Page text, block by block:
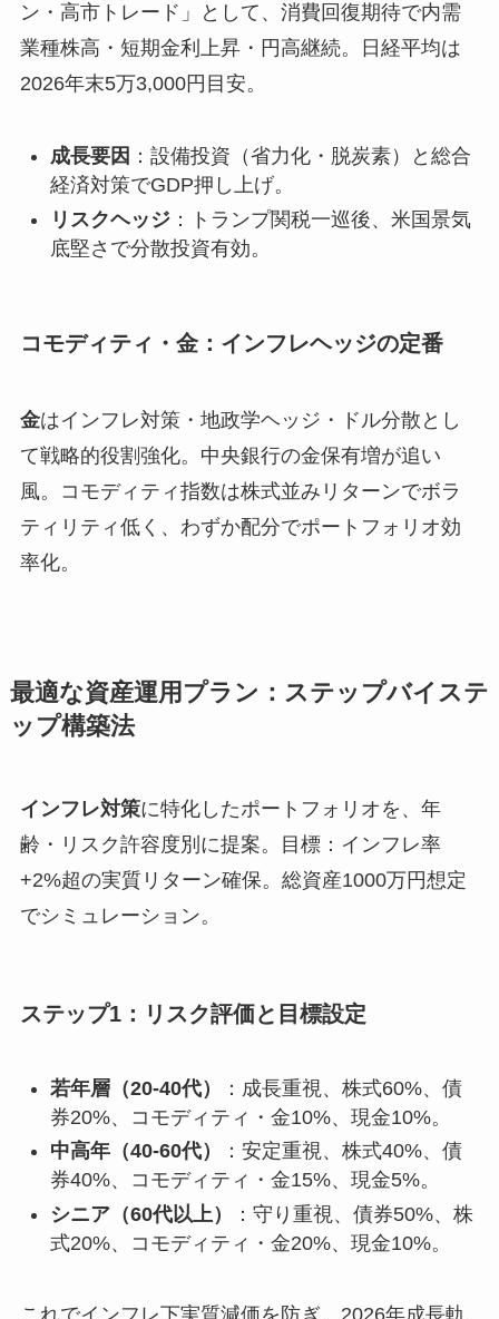
ン・高市トレード」として、消費回復期待で内需
業種株高・短期金利上昇・円高継続。日経平均は
2026年末5万3,000円目安。
成長要因 ：設備投資（省力化・脱炭素）と総合
経済対策でGDP押し上げ。
リスクヘッジ：トランプ関税一巡後、米国景気
底堅さで分散投資有効。
コモディティ・金：インフレヘッジの定番
金はインフレ対策・地政学ヘッジ・ドル分散とし
て戦略的役割強化。中央銀行の金保有増が追い
風。コモディティ指数は株式並みリターンでボラ
ティリティ低く、わずか配分でポートフォリオ効
率化。
最適な資産運用プラン：ステップバイステ
ップ構築法
インフレ対策に特化したポートフォリオを、年
齢・リスク許容度別に提案。目標：インフレ率
+2%超の実質リターン確保。総資産1000万円想定
でシミュレーション。
ステップ1：リスク評価と目標設定
若年層（20-40代）
：成長重視、株式60%、債
券20%、コモディティ・金10%、現金10%。
中高年（40-60代）
：安定重視、株式40%、債
券40%、コモディティ・金15%、現金5%。
シニア（60代以上）
：守り重視、債券50%、株
式20%、コモディティ・金20%、現金10%。